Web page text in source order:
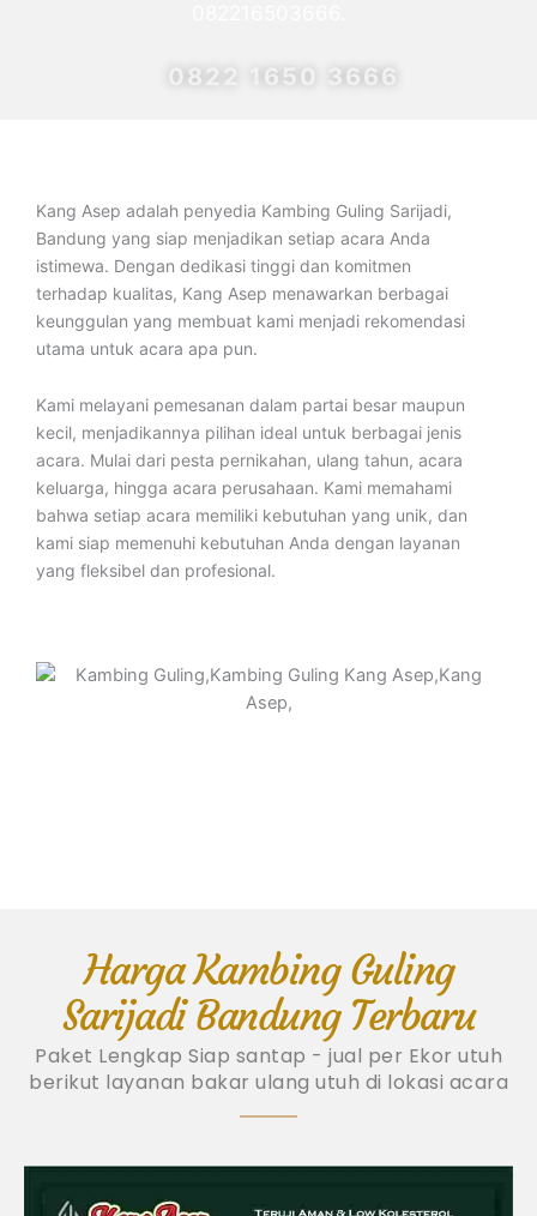
0822 1650 3666
Kang Asep adalah penyedia Kambing Guling Sarijadi,
Bandung yang siap menjadikan setiap acara Anda
istimewa. Dengan dedikasi tinggi dan komitmen
terhadap kualitas, Kang Asep menawarkan berbagai
keunggulan yang membuat kami menjadi rekomendasi
utama untuk acara apa pun.
Kami melayani pemesanan dalam partai besar maupun
kecil, menjadikannya pilihan ideal untuk berbagai jenis
acara. Mulai dari pesta pernikahan, ulang tahun, acara
keluarga, hingga acara perusahaan. Kami memahami
bahwa setiap acara memiliki kebutuhan yang unik, dan
kami siap memenuhi kebutuhan Anda dengan layanan
yang fleksibel dan profesional.
Harga Kambing Guling
Sarijadi Bandung Terbaru
Paket Lengkap Siap santap - jual per Ekor utuh
berikut layanan bakar ulang utuh di lokasi acara